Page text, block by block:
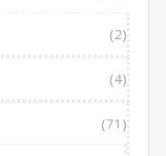
(2)
(4)
(71)